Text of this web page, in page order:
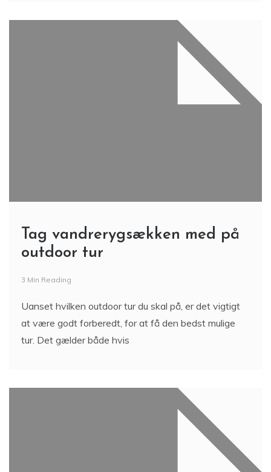
Tag vandrerygsækken med på
outdoor tur
3 Min Reading
Uanset hvilken outdoor tur du skal på, er det vigtigt
at være godt forberedt, for at få den bedst mulige
tur. Det gælder både hvis